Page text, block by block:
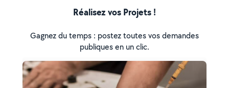
Réalisez vos Projets !
Gagnez du temps : postez toutes vos demandes
publiques en un clic.